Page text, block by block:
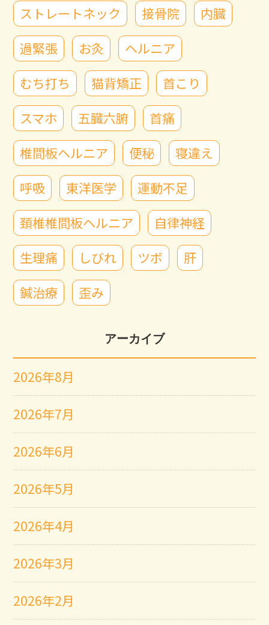
ストレートネック
接骨院
内臓
過緊張
お灸
ヘルニア
むち打ち
猫背矯正
首こり
スマホ
五臓六腑
首痛
椎間板ヘルニア
便秘
寝違え
呼吸
東洋医学
運動不足
頚椎椎間板ヘルニア
自律神経
生理痛
しびれ ツボ
肝
鍼治療
歪み
アーカイブ
2026年8月
2026年7月
2026年6月
2026年5月
2026年4月
2026年3月
2026年2月